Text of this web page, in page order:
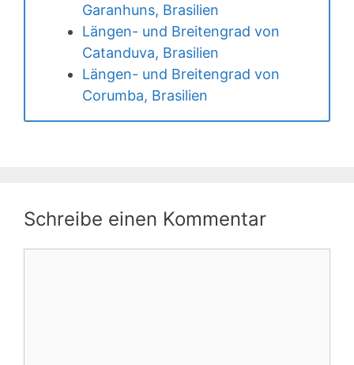
Garanhuns, Brasilien
Längen- und Breitengrad von
Catanduva, Brasilien
Längen- und Breitengrad von
Corumba, Brasilien
Schreibe einen Kommentar